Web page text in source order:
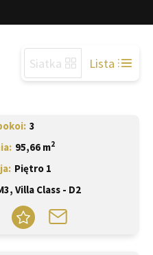
Siatka Lista
3
95,66 m2
Piętro 1
Villa Class - D2